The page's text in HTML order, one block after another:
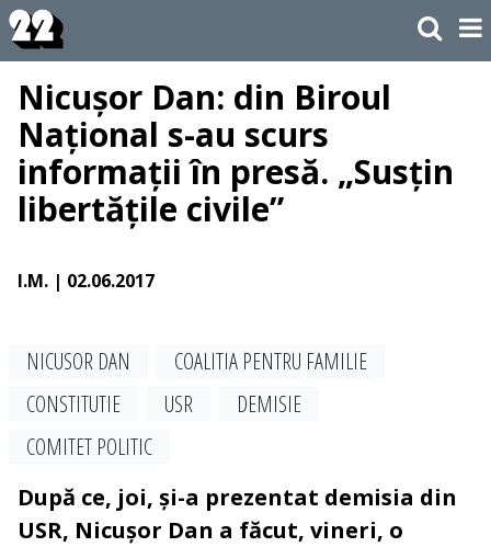
Nicușor Dan: din Biroul
Național s-au scurs
informații în presă. „Susțin
libertățile civile”
I.M. | 02.06.2017
NICUSOR DAN
COALITIA PENTRU FAMILIE
CONSTITUTIE
USR
DEMISIE
COMITET POLITIC
După ce, joi, și-a prezentat demisia din
USR, Nicușor Dan a făcut, vineri, o